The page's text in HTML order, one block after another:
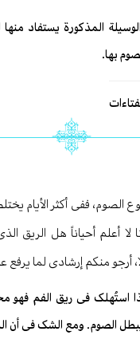
المذکورة یستفاد
بها.
ففی أکثر الأیام
لا أعلم أحیاناً هل الریق
أرجو منکم إرشادی لما یرفع
استُهلک فی ریق الفم فهو
الصوم. ومع الشک فی أن